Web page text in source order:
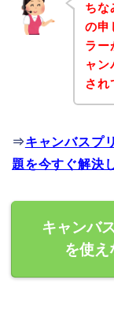
ちな
の申
ラー
ャン
され
⇒キャンバスプ
題を今すぐ解決
キャンバ
を使え